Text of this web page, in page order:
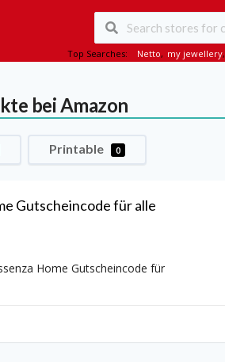
Top Searches: Netto, my jewellery,
bei Amazon
Printable 0
Gutscheincode für alle
Home Gutscheincode für